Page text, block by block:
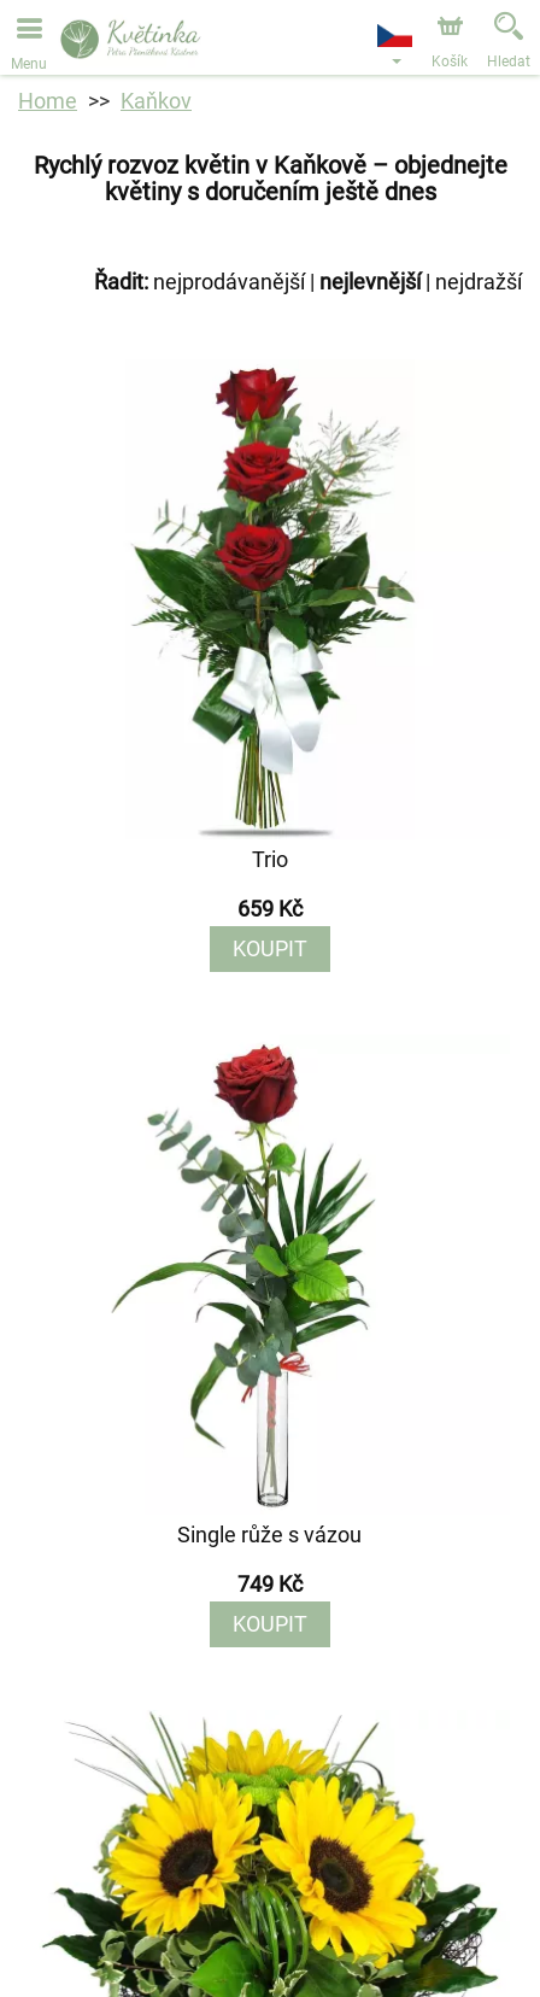
Objednávky přes e-shop přijímáme. Nejbližší možné
doručení je od 11.8.2026 z důvodu dovolené.
Menu Košík Hledat
Home Kaňkov
Rychlý rozvoz květin v Kaňkově – objednejte
květiny s doručením ještě dnes
Řadit: nejprodávanější| nejlevnější| nejdražší
Trio
659 Kč
KOUPIT
Single růže s vázou
749 Kč
KOUPIT